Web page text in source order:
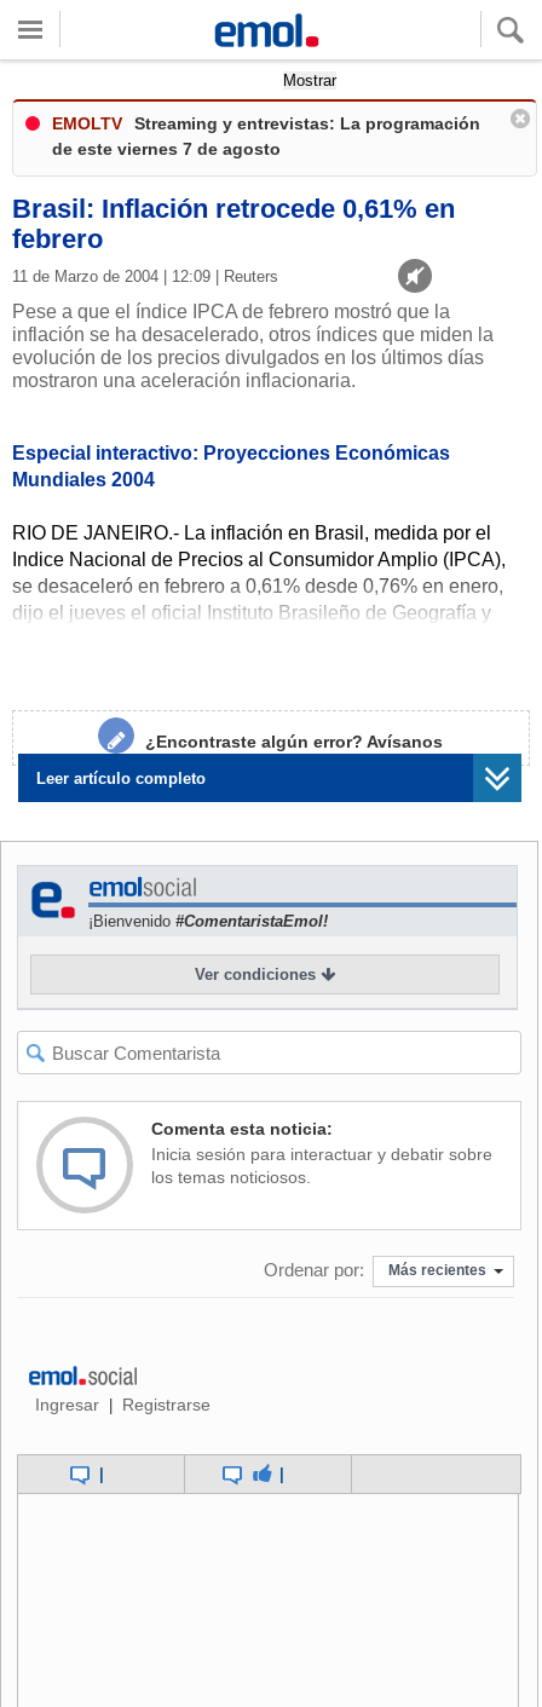
Mostrar
EMOLTV
Streaming y entrevistas: La programación
de este viernes 7 de agosto
Brasil: Inflación retrocede 0,61% en
febrero
11 de Marzo de 2004 | 12:09 | Reuters
Pese a que el índice IPCA de febrero mostró que la
inflación se ha desacelerado, otros índices que miden la
evolución de los precios divulgados en los últimos días
mostraron una aceleración inflacionaria.
Especial interactivo: Proyecciones Económicas
Mundiales 2004
RIO DE JANEIRO.- La inflación en Brasil, medida por el
Indice Nacional de Precios al Consumidor Amplio (IPCA),
se desaceleró en febrero a 0,61% desde 0,76% en enero,
dijo el jueves el oficial Instituto Brasileño de Geografía y
¿Encontraste algún error?Avísanos
Leer artículo completo
¡Bienvenido #ComentaristaEmol!
Ver condiciones
Comenta esta noticia:
Inicia sesión para interactuar y debatir sobre
los temas noticiosos.
Ordenar por: Más recientes
Ingresar Registrarse